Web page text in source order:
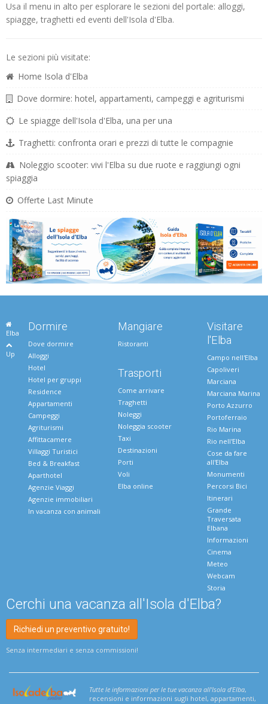
Usa il menu in alto per esplorare le sezioni del portale: alloggi,
spiagge, traghetti ed eventi dell'Isola d'Elba.
Le sezioni più visitate:
Home Isola d'Elba
Dove dormire: hotel, appartamenti, campeggi e agriturismi
Le spiagge dell'Isola d'Elba, una per una
Traghetti: confronta orari e prezzi di tutte le compagnie
Noleggio scooter: vivi l'Elba su due ruote e raggiungi ogni
spiaggia
Offerte Last Minute
Elba
Up
Dormire
Dove dormire
Alloggi
Hotel
Hotel per gruppi
Residence
Appartamenti
Campeggi
Agriturismi
Affittacamere
Villaggi Turistici
Bed & Breakfast
Aparthotel
Agenzie Viaggi
Agenzie immobiliari
In vacanza con animali
Mangiare
Ristoranti
Trasporti
Come arrivare
Traghetti
Noleggi
Noleggia scooter
Taxi
Destinazioni
Porti
Voli
Elba online
Visitare
l'Elba
Campo nell'Elba
Capoliveri
Marciana
Marciana Marina
Porto Azzurro
Portoferraio
Rio Marina
Rio nell'Elba
Cose da fare
all'Elba
Monumenti
Percorsi Bici
Itinerari
Grande
Traversata
Elbana
Informazioni
Cinema
Meteo
Webcam
Storia
Cerchi una vacanza all'Isola d'Elba?
Richiedi un preventivo gratuito!
Senza intermediari e senza commissioni!
Tutte le informazioni per le tue vacanza all'Isola d'Elba,
recensioni e informazioni sugli hotel, appartamenti,